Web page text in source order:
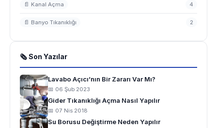
📄 Kanal Açma 4
📄 Banyo Tıkanıklığı 2
🗞 Son Yazılar
Lavabo Açıcı’nın Bir Zararı Var Mı?
📅 06 Şub 2023
Gider Tıkanıklığı Açma Nasıl Yapılır
📅 07 Nis 2018
Su Borusu Değiştirme Neden Yapılır